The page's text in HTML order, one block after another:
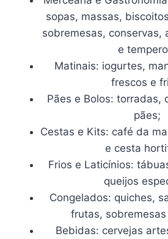
sopas, massas,
sobremesas, conservas,
e
Matinais: iogurtes,
frescos e
Pães e Bolos: torradas,
pães;
Cestas e Kits: café da
e cesta
Frios e Laticínios:
queijos
Congelados: quiches,
frutas,
Bebidas: cervejas